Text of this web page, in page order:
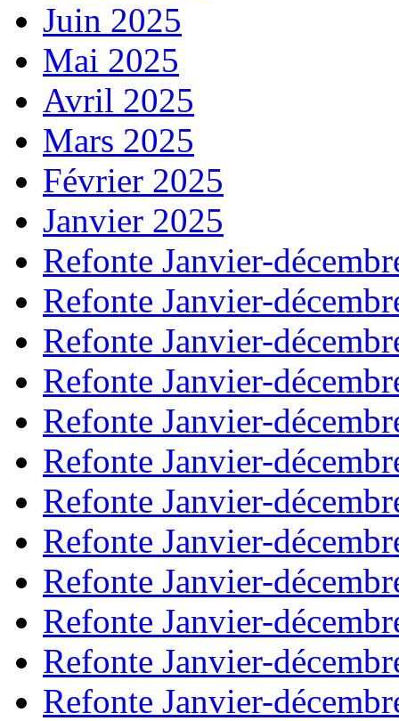
Juin 2025
Mai 2025
Avril 2025
Mars 2025
Février 2025
Janvier 2025
Refonte Janvier-
Refonte Janvier-
Refonte Janvier-
Refonte Janvier-
Refonte Janvier-
Refonte Janvier-
Refonte Janvier-
Refonte Janvier-
Refonte Janvier-
Refonte Janvier-
Refonte Janvier-
Refonte Janvier-